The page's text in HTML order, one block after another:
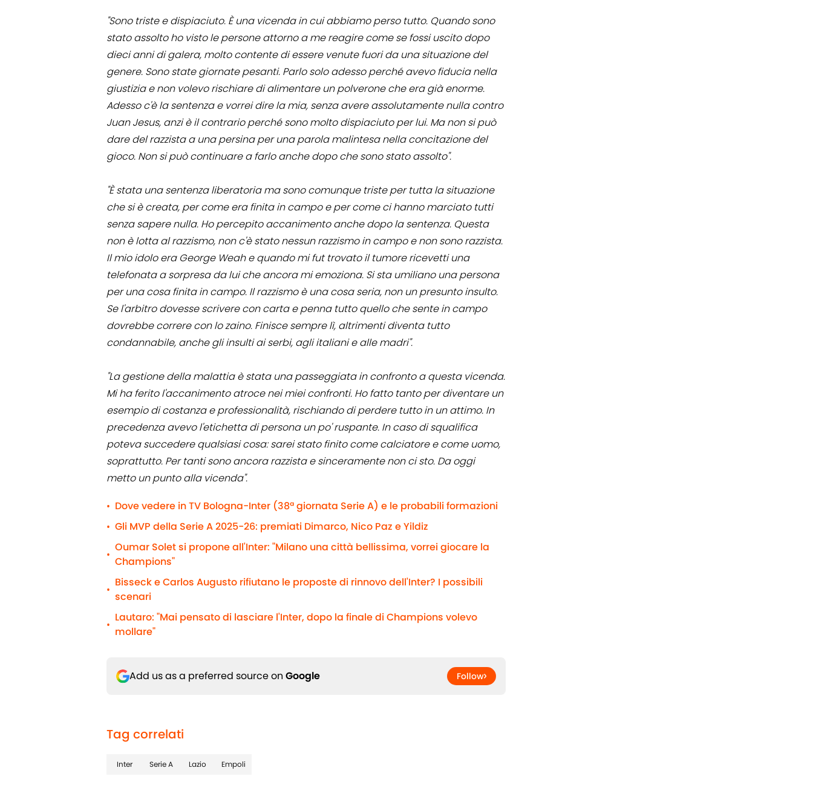
"Sono triste e dispiaciuto. È una vicenda in cui abbiamo perso tutto. Quando sono
stato assolto ho visto le persone attorno a me reagire come se fossi uscito dopo
dieci anni di galera, molto contente di essere venute fuori da una situazione del
genere. Sono state giornate pesanti. Parlo solo adesso perché avevo fiducia nella
giustizia e non volevo rischiare di alimentare un polverone che era già enorme.
Adesso c'è la sentenza e vorrei dire la mia, senza avere assolutamente nulla contro
Juan Jesus, anzi è il contrario perché sono molto dispiaciuto per lui. Ma non si può
dare del razzista a una persina per una parola malintesa nella concitazione del
gioco. Non si può continuare a farlo anche dopo che sono stato assolto".
"È stata una sentenza liberatoria ma sono comunque triste per tutta la situazione
che si è creata, per come era finita in campo e per come ci hanno marciato tutti
senza sapere nulla. Ho percepito accanimento anche dopo la sentenza. Questa
non è lotta al razzismo, non c'è stato nessun razzismo in campo e non sono razzista.
Il mio idolo era George Weah e quando mi fut trovato il tumore ricevetti una
telefonata a sorpresa da lui che ancora mi emoziona. Si sta umiliano una persona
per una cosa finita in campo. Il razzismo è una cosa seria, non un presunto insulto.
Se l'arbitro dovesse scrivere con carta e penna tutto quello che sente in campo
dovrebbe correre con lo zaino. Finisce sempre lì, altrimenti diventa tutto
condannabile, anche gli insulti ai serbi, agli italiani e alle madri".
"La gestione della malattia è stata una passeggiata in confronto a questa vicenda.
Mi ha ferito l'accanimento atroce nei miei confronti. Ho fatto tanto per diventare un
esempio di costanza e professionalità, rischiando di perdere tutto in un attimo. In
precedenza avevo l'etichetta di persona un po' ruspante. In caso di squalifica
poteva succedere qualsiasi cosa: sarei stato finito come calciatore e come uomo,
soprattutto. Per tanti sono ancora razzista e sinceramente non ci sto. Da oggi
metto un punto alla vicenda".
• Dove vedere in TV Bologna-Inter (38ª giornata Serie A) e le probabili formazioni
• Gli MVP della Serie A 2025-26: premiati Dimarco, Nico Paz e Yildiz
•
Oumar Solet si propone all'Inter: "Milano una città bellissima, vorrei giocare la
Champions"
•
Bisseck e Carlos Augusto rifiutano le proposte di rinnovo dell'Inter? I possibili
scenari
•
Lautaro: "Mai pensato di lasciare l'Inter, dopo la finale di Champions volevo
mollare"
Add us as a preferred source on Google Follow
Tag correlati
Inter Serie A Lazio Empoli